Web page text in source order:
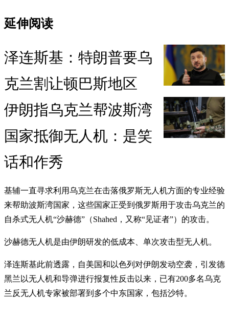
延伸阅读
泽连斯基：特朗普要乌
克兰割让顿巴斯地区
伊朗指乌克兰帮波斯湾
国家抵御无人机：是笑
话和作秀
基辅一直寻求利用乌克兰在击落俄罗斯无人机方面的专业经验
来帮助波斯湾国家，这些国家正受到俄罗斯用于攻击乌克兰的
自杀式无人机“沙赫德”（Shahed，又称“见证者”）的攻击。
沙赫德无人机是由伊朗研发的低成本、单次攻击型无人机。
泽连斯基此前透露，自美国和以色列对伊朗发动空袭，引发德
黑兰以无人机和导弹进行报复性反击以来，已有200多名乌克
兰反无人机专家被部署到多个中东国家，包括沙特。